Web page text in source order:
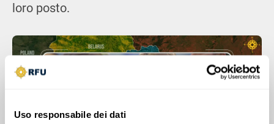
Uso responsabile dei dati
loro posto.